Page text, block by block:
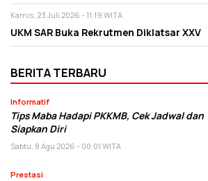
Kamis, 23 Juli 2026 - 11:19 WITA
UKM SAR Buka Rekrutmen Diklatsar XXV
BERITA TERBARU
Informatif
Tips Maba Hadapi PKKMB, Cek Jadwal dan
Siapkan Diri
Sabtu, 8 Agu 2026 - 00:01 WITA
Prestasi